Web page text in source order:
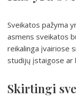
Sveikatos pažyma
asmens sveikatos
reikalinga įvairiose
studijų įstaigose ar
Skirtingi